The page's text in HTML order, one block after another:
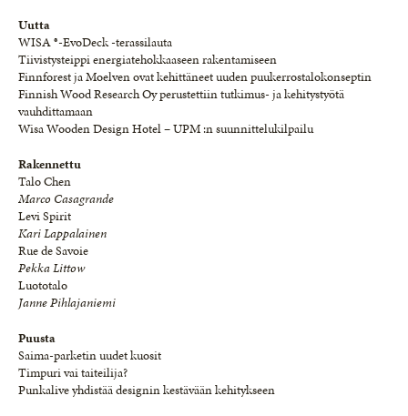
Uutta
WISA ®-EvoDeck -terassilauta
Tiivistysteippi energiatehokkaaseen rakentamiseen
Finnforest ja Moelven ovat kehittäneet uuden puukerrostalokonseptin
Finnish Wood Research Oy perustettiin tutkimus- ja kehitystyötä
vauhdittamaan
Wisa Wooden Design Hotel – UPM :n suunnittelukilpailu
Rakennettu
Talo Chen
Marco Casagrande
Levi Spirit
Kari Lappalainen
Rue de Savoie
Pekka Littow
Luototalo
Janne Pihlajaniemi
Puusta
Saima-parketin uudet kuosit
Timpuri vai taiteilija?
Punkalive yhdistää designin kestävään kehitykseen